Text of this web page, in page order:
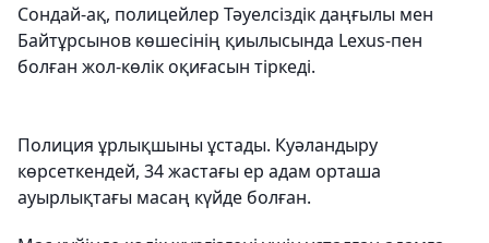
Сондай-ақ, полицейлер Тәуелсіздік даңғылы мен
Байтұрсынов көшесінің қиылысында Lexus-пен
болған жол-көлік оқиғасын тіркеді.
Полиция ұрлықшыны ұстады. Куәландыру
көрсеткендей, 34 жастағы ер адам орташа
ауырлықтағы масаң күйде болған.